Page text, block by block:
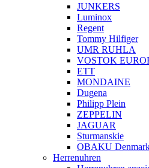
JUNKERS
Luminox
Regent
Tommy Hilfiger
UMR RUHLA
VOSTOK
ETT
MONDAINE
Dugena
Philipp Plein
ZEPPELIN
JAGUAR
Sturmanskie
OBAKU
Herrenuhren